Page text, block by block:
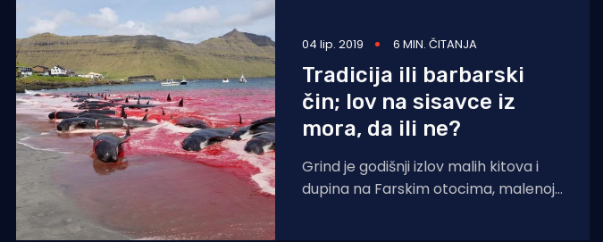
04 lip. 2019 6 MIN. ČITANJA
Tradicija ili barbarski
čin; lov na sisavce iz
mora, da ili ne?
Grind je godišnji izlov malih kitova i
dupina na Farskim otocima, malenoj